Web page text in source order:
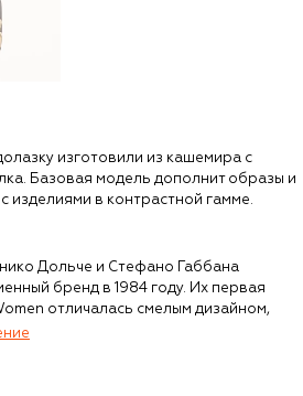
изготовили из кашемира с
Базовая модель дополнит образы и
изделиями в контрастной гамме.
Дольче и Стефано Габбана
бренд в 1984 году. Их первая
отличалась смелым дизайном,
женственностью и